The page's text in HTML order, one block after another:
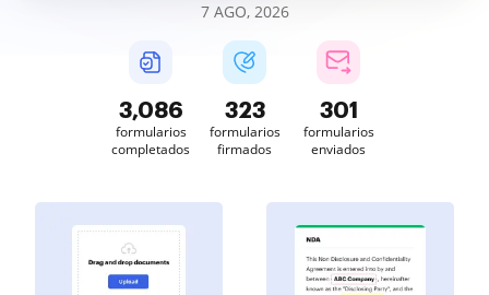
7 AGO, 2026
3,086
formularios
completados
323
formularios
firmados
301
formularios
enviados